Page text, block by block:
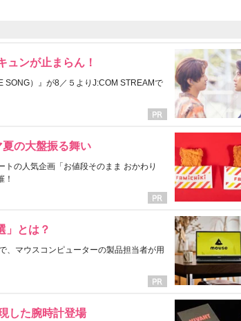
ュンが止まらん！
SONG）』が8／５よりJ:COM STREAMで
の大盤振る舞い
の人気企画「お値段そのまま おかわり
！
」とは？
、マウスコンピューターの製品担当者が用
した腕時計登場